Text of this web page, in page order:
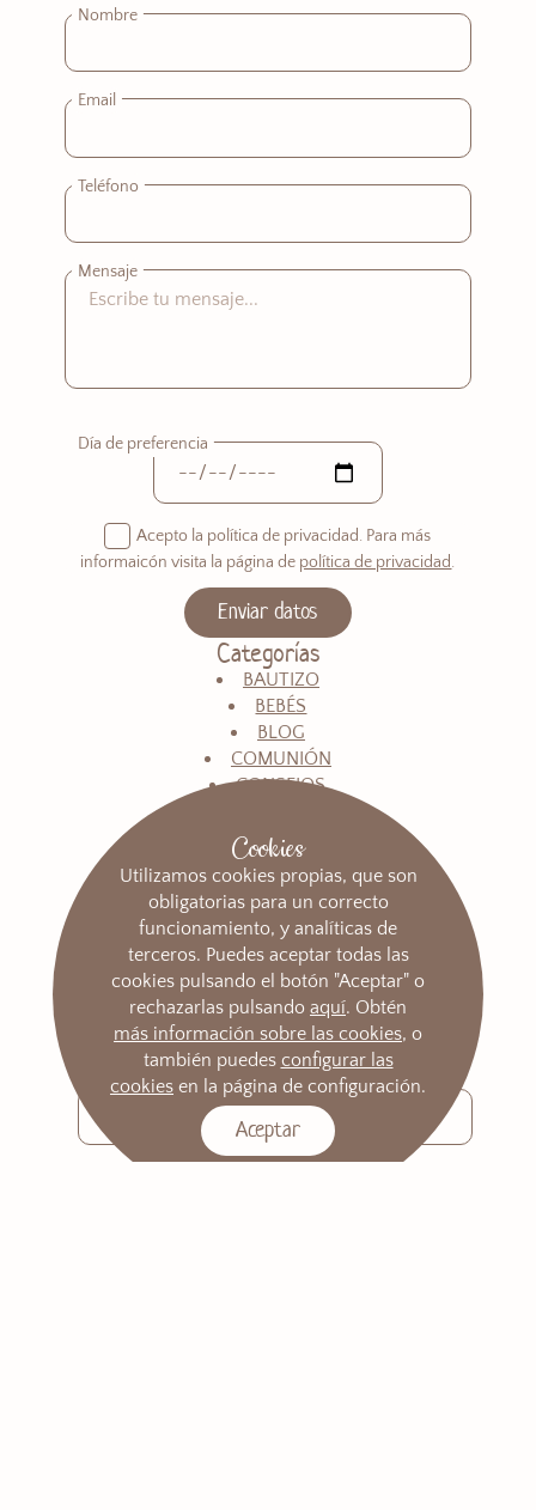
Cookies
Utilizamos cookies propias, que son
obligatorias para un correcto
funcionamiento, y analíticas de
terceros. Puedes aceptar todas las
cookies pulsando el botón "Aceptar" o
rechazarlas pulsando aquí. Obtén
más información sobre las cookies, o
también puedes configurar las
cookies en la página de configuración.
Aceptar
Nombre
Email
Teléfono
Mensaje
Día de preferencia
Acepto la política de privacidad. Para más
informaicón visita la página de política de privacidad.
Categorías
BAUTIZO
BEBÉS
BLOG
COMUNIÓN
CONSEJOS
EMBARAZO
FAMILIA
INFANTIL
NAVIDAD
OFERTAS
PAREJAS
RECIÉN NACIDO
REGALOS
Buscar: